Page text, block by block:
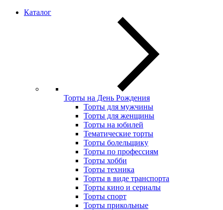
Каталог
Торты на День Рождения
Торты для мужчины
Торты для женщины
Торты на юбилей
Тематические торты
Торты болельщику
Торты по профессиям
Торты хобби
Торты техника
Торты в виде транспорта
Торты кино и сериалы
Торты спорт
Торты прикольные